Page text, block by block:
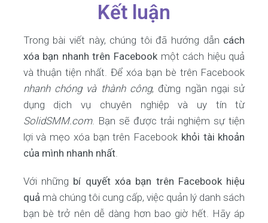
Kết luận
Trong bài viết này, chúng tôi đã hướng dẫn cách
xóa bạn nhanh trên Facebook một cách hiệu quả
và thuận tiện nhất. Để xóa bạn bè trên Facebook
nhanh chóng và thành công, đừng ngần ngại sử
dụng dịch vụ chuyên nghiệp và uy tín từ
SolidSMM.com. Bạn sẽ được trải nghiệm sự tiện
lợi và mẹo xóa bạn trên Facebook khỏi tài khoản
của mình nhanh nhất.
Với những bí quyết xóa bạn trên Facebook hiệu
quảmà chúng tôi cung cấp, việc quản lý danh sách
bạn bè trở nên dễ dàng hơn bao giờ hết. Hãy áp